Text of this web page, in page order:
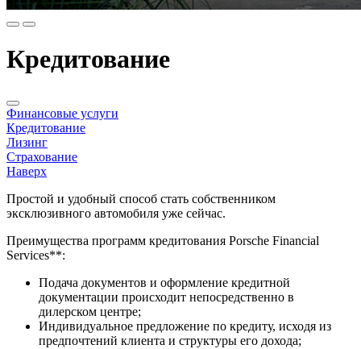
Кредитование
Финансовые услуги
Кредитование
Лизинг
Страхование
Наверх
Простой и удобный способ стать собственником
эксклюзивного автомобиля уже сейчас.
Преимущества программ кредитования Porsche Financial
Services**:
Подача документов и оформление кредитной
документации происходит непосредственно в
дилерском центре;
Индивидуальное предложение по кредиту, исходя из
предпочтений клиента и структуры его дохода;